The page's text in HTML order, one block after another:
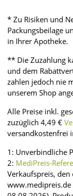
* Zu Risiken und
Packungsbeilage
in Ihrer Apotheke.
** Die Zuzahlung
und dem
zahlen jedoch nie
unserem Shop
Alle Preise inkl.
zuzüglich 4,49 €
versandkostenfrei
1: Unverbindliche
2: MediPreis-
Verkaufspreis,
www.medipreis.de